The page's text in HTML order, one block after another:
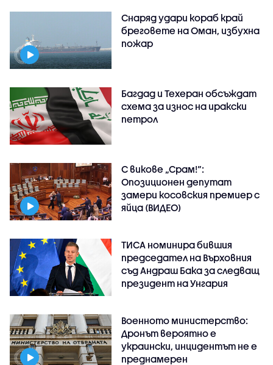
Снаряд удари кораб край
бреговете на Оман, избухна
пожар
Багдад и Техеран обсъждат
схема за износ на иракски
петрол
С викове „Срам!“:
Опозиционен депутат
замери косовския премиер с
яйца (ВИДЕО)
ТИСА номинира бившия
председател на Върховния
съд Андраш Бака за следващ
президент на Унгария
Военното министерство:
Дронът вероятно е
украински, инцидентът не е
преднамерен